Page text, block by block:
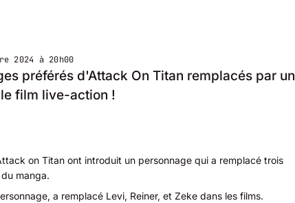
2024 à 20h00
préférés d'Attack On Titan remplacés par un
film live-action !
on Titan ont introduit un personnage qui a remplacé trois
manga.
a remplacé Levi, Reiner, et Zeke dans les films.